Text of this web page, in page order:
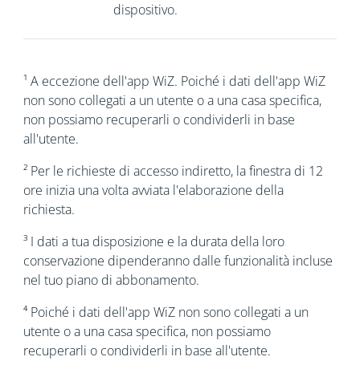
dispositivo.
¹ A eccezione dell'app WiZ. Poiché i dati dell'app WiZ
non sono collegati a un utente o a una casa specifica,
non possiamo recuperarli o condividerli in base
all'utente.
² Per le richieste di accesso indiretto, la finestra di 12
ore inizia una volta avviata l'elaborazione della
richiesta.
³ I dati a tua disposizione e la durata della loro
conservazione dipenderanno dalle funzionalità incluse
nel tuo piano di abbonamento.
⁴ Poiché i dati dell'app WiZ non sono collegati a un
utente o a una casa specifica, non possiamo
recuperarli o condividerli in base all'utente.